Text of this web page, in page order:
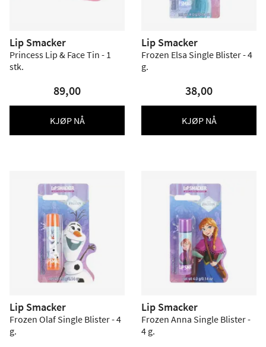
Lip Smacker
Princess Lip & Face Tin - 1
stk.
89,00
KJØP NÅ
Lip Smacker
Frozen Elsa Single Blister - 4
g.
38,00
KJØP NÅ
Lip Smacker
Frozen Olaf Single Blister - 4
g.
Lip Smacker
Frozen Anna Single Blister -
4 g.